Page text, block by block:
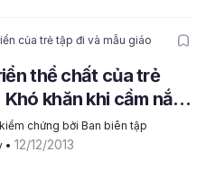
của trẻ tập đi và mẫu giáo
thể chất của trẻ
Khó khăn khi cầm nắm
chứng bởi Ban biên tập
• 12/12/2013